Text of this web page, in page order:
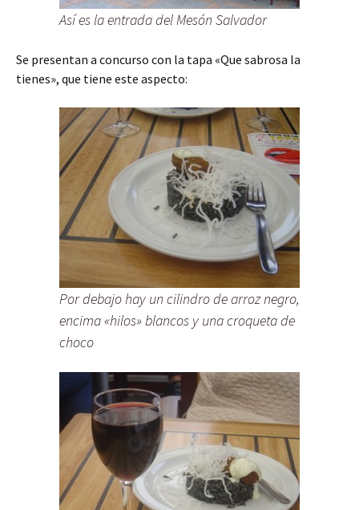
Así es la entrada del Mesón Salvador
Se presentan a concurso con la tapa «Que sabrosa la
tienes», que tiene este aspecto:
Por debajo hay un cilindro de arroz negro,
encima «hilos» blancos y una croqueta de
choco